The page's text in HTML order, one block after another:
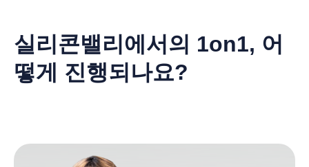
실리콘밸리에서의 1on1, 어
떻게 진행되나요?